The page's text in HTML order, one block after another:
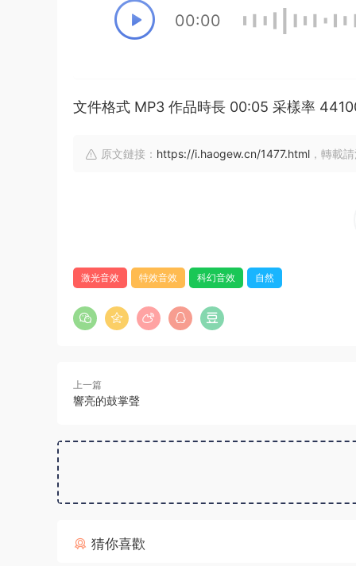
00:00
文件格式 MP3 作品時長 00:05 采樣率
原文鏈接： https://i.haogew.cn/1477.html ，轉載
激光音效 特效音效 科幻音效 自然
上一篇
響亮的鼓掌聲
猜你喜歡